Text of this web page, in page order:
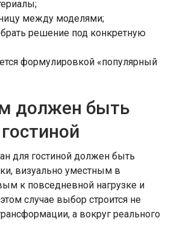
между моделями;
решение под конкретную
формулировкой «популярный
должен быть
для гостиной должен быть
визуально уместным в
к повседневной нагрузке и
случае выбор строится не
а вокруг реального